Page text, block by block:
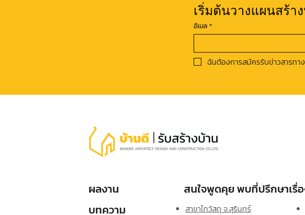
เริ่มต้นวางแผนสร้า
อีเมล*
ฉันต้องการสมัครรับข่าวสารท
ผลงาน
บทความ
สนใจพูดคุย พบที่ปรึกษาเรื่
สาขาไทวัสดุ จ.สุรินทร์